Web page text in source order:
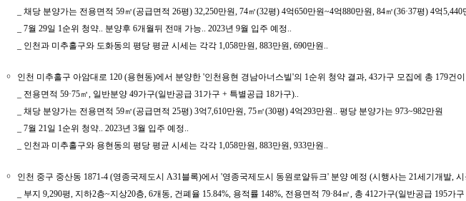
_ 채당 분양가는 전용면적 59㎡(공급면적 26평) 32,250만원, 74㎡(32평) 4억650만원~4억880만원, 84㎡(36·37평) 4억
_ 7월 29일 1순위 청약.. 분양후 6개월뒤 전매 가능.. 2023년 9월 입주 예정..
_ 인천과 미추홀구와 도화동의 평당 평균 시세는 각각 1,058만원, 883만원, 690만원..
￮
인천 미추홀구 아암대로 120 (용현동)에서 분양한 '인천용현 경남아너스빌'의 1순위 청약 결과, 43가구 모집에 총 179
_ 전용면적 59·75㎡, 일반분양 49가구(일반공급 31가구 + 특별공급 18가구)..
_ 채당 분양가는 전용면적 59㎡(공급면적 25평) 3억7,610만원, 75㎡(30평) 4억293만원.. 평당 분양가는 973~982만원
_ 7월 21일 1순위 청약.. 2023년 3월 입주 예정..
_ 인천과 미추홀구와 용현동의 평당 평균 시세는 각각 1,058만원, 883만원, 933만원..
￮
인천 중구 중산동 1871-4 (영종국제도시 A31블록)에서 '영종국제도시 동원로얄듀크' 분양 예정 (시행사는 21세기개발,
_ 부지 9,290평, 지하2층~지상20층, 6개동, 건폐율 15.84%, 용적률 148%, 전용면적 79·84㎡, 총 412가구(일반공급 195가